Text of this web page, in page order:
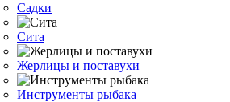
Садки
Сита
Жерлицы и поставухи
Инструменты рыбака